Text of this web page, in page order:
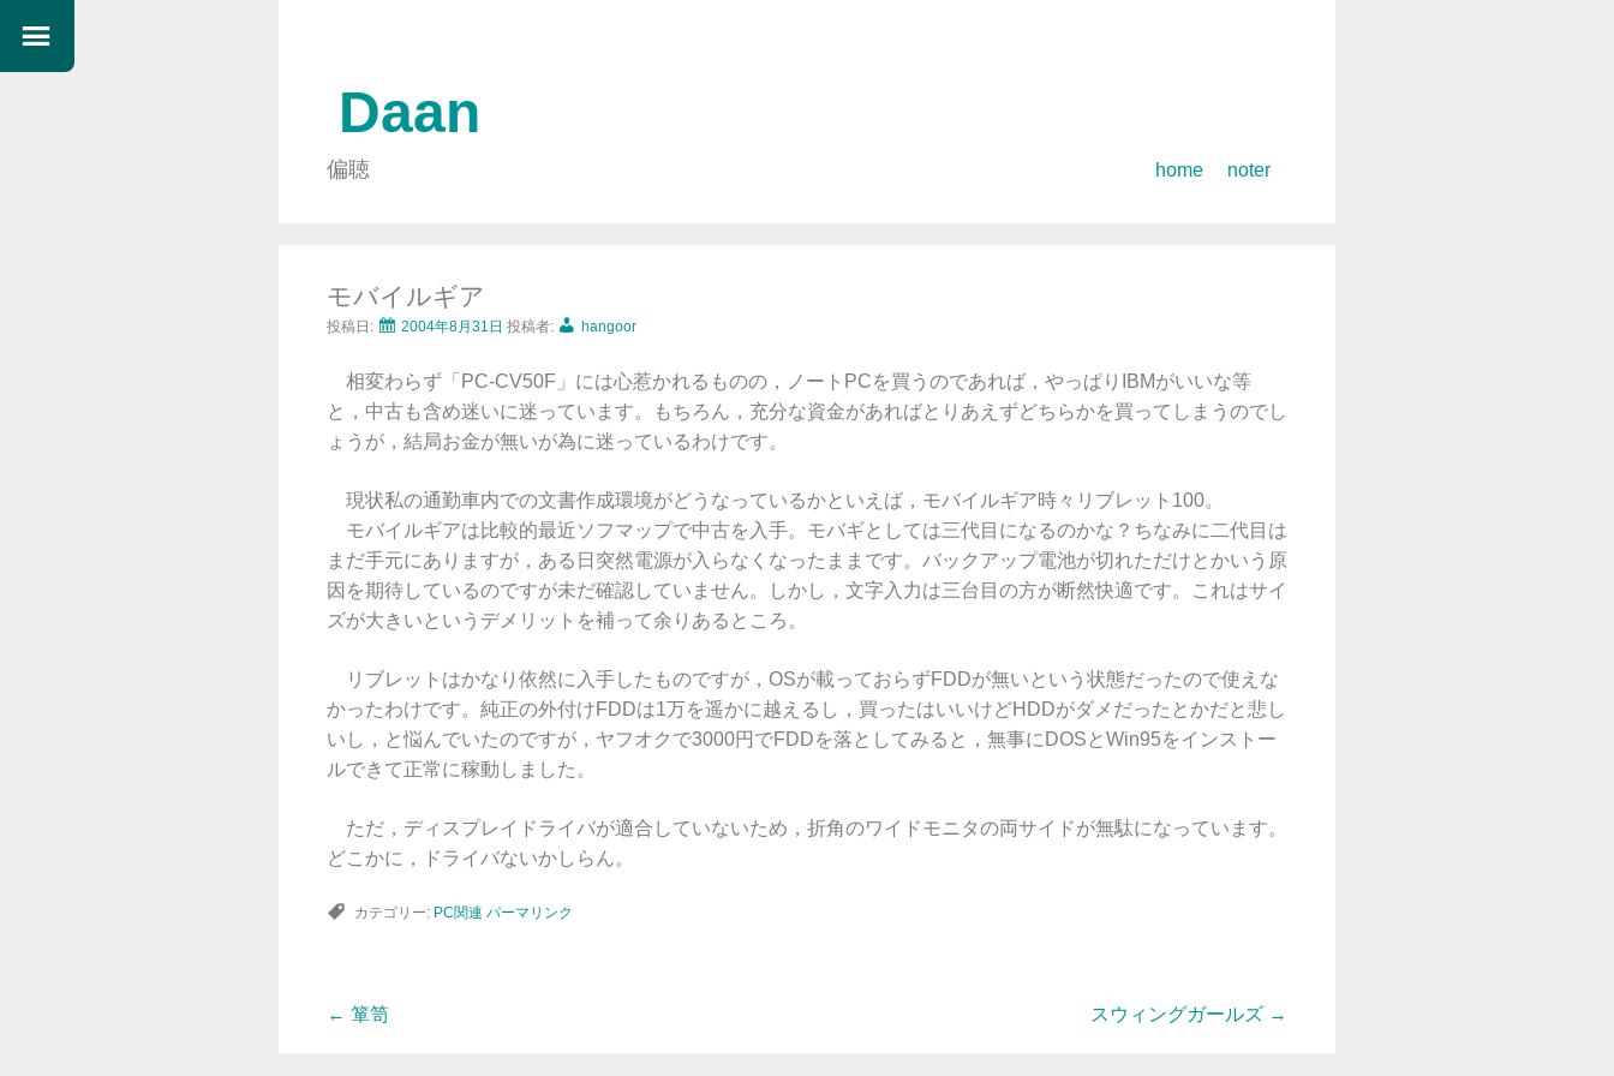
Daan
偏聴
コ
キ
ッ
home noter
モバイルギア
投稿日: 2004年8月31日 投稿者: hangoor
相変わらず「PC-CV50F」には心惹かれるものの，ノートPCを買うのであれば，やっぱりIBMがいいな等
と，中古も含め迷いに迷っています。もちろん，充分な資金があればとりあえずどちらかを買ってしまうのでし
ょうが，結局お金が無いが為に迷っているわけです。
現状私の通勤車内での文書作成環境がどうなっているかといえば，モバイルギア時々リブレット100。
モバイルギアは比較的最近ソフマップで中古を入手。モバギとしては三代目になるのかな？ちなみに二代目は
まだ手元にありますが，ある日突然電源が入らなくなったままです。バックアップ電池が切れただけとかいう原
因を期待しているのですが未だ確認していません。しかし，文字入力は三台目の方が断然快適です。これはサイ
ズが大きいというデメリットを補って余りあるところ。
リブレットはかなり依然に入手したものですが，OSが載っておらずFDDが無いという状態だったので使えな
かったわけです。純正の外付けFDDは1万を遥かに越えるし，買ったはいいけどHDDがダメだったとかだと悲し
いし，と悩んでいたのですが，ヤフオクで3000円でFDDを落としてみると，無事にDOSとWin95をインストー
ルできて正常に稼動しました。
ただ，ディスプレイドライバが適合していないため，折角のワイドモニタの両サイドが無駄になっています。
どこかに，ドライバないかしらん。
カテゴリー: PC関連 パーマリンク
投
← 箪笥 スウィングガールズ →